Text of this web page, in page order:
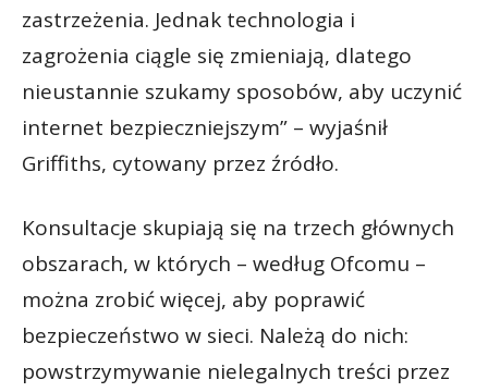
zastrzeżenia. Jednak technologia i
zagrożenia ciągle się zmieniają, dlatego
nieustannie szukamy sposobów, aby uczynić
internet bezpieczniejszym” – wyjaśnił
Griffiths, cytowany przez źródło.
Konsultacje skupiają się na trzech głównych
obszarach, w których – według Ofcomu –
można zrobić więcej, aby poprawić
bezpieczeństwo w sieci. Należą do nich:
powstrzymywanie nielegalnych treści przez